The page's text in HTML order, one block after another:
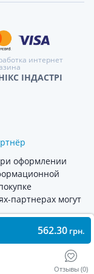
562.30 грн.
Отзывы (0)
интернет
ІНДАСТРІ
оформлении
партнерах могут